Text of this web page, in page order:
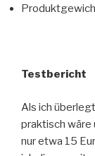
Testbericht
Als ich
praktisch wäre
nur etwa 15